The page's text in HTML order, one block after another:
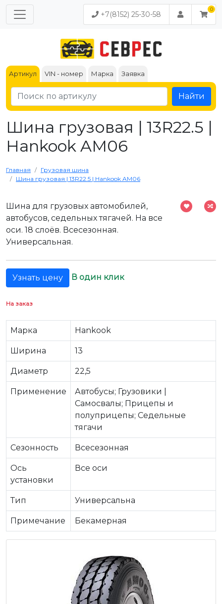
+7(8152) 25-30-58
Артикул VIN - номер Марка Заявка
Найти
Шина грузовая | 13R22.5 |
Hankook AM06
Главная
Грузовая шина
Шина грузовая | 13R22.5 | Hankook AM06
Шина для грузовых автомобилей,
автобусов, седельных тягачей. На все
оси. 18 слоёв. Всесезонная.
Универсальная.
Узнать цену В один клик
На заказ
Марка Hankook
Ширина 13
Диаметр 22,5
Применение
Автобусы; Грузовики |
Самосвалы; Прицепы и
полуприцепы; Седельные
тягачи
Сезонность Всесезонная
Ось
установки
Все оси
Тип Универсальна
Примечание Бекамерная